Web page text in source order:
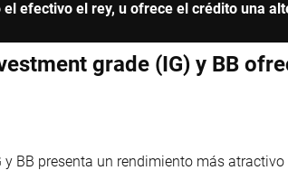
efectivo el rey, u ofrece el crédito una
grade (IG) y BB
BB presenta un rendimiento más atractivo